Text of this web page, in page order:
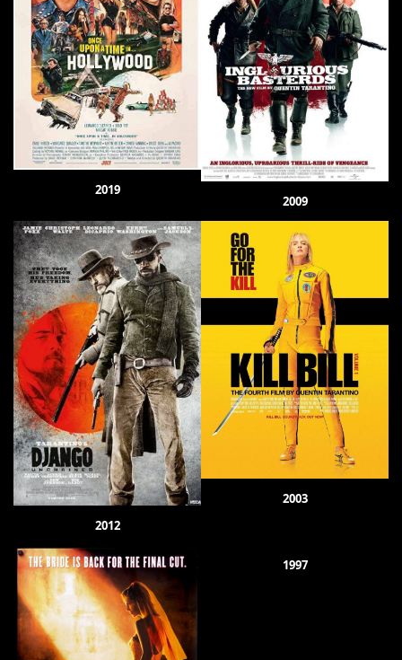
2019
2009
2012
2003
1997